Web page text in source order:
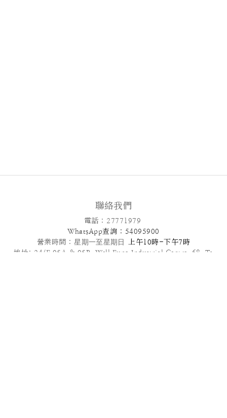
聯絡我們
電話 : 27771979
WhatsApp查詢 : 54095900
營業時間 :星期一至星期日
上午10時-下午7時
地址: 24/F,05A & 05B ,Well Fung Industrial Centre, 68 Ta